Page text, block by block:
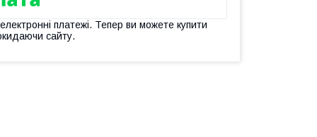
платежі. Тепер ви можете купити
сайту.